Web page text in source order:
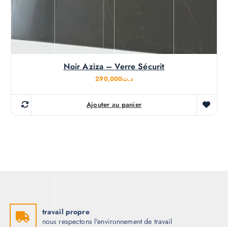
Noir Aziza – Verre Sécurit
د.ت290,000
Ajouter au panier
travail propre
nous respectons l'environnement de travail